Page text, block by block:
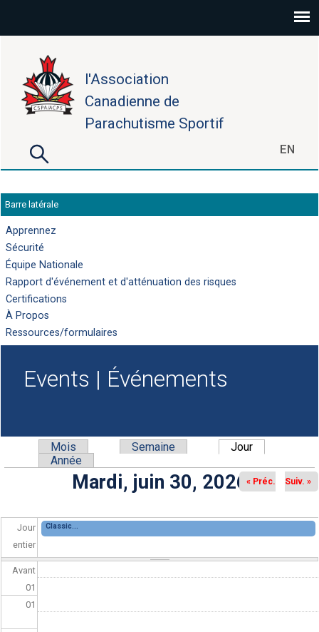
l'Association
Canadienne de
Parachutisme Sportif
EN
Formulaire de recherche
Rechercher
Barre latérale
Apprennez
Sécurité
Équipe Nationale
Rapport d'événement et d'atténuation des risques
Certifications
À Propos
Ressources/formulaires
Events | Événements
Onglets principaux
Mois Semaine Jour
Année
Mardi, juin 30, 2026« Préc. Suiv. »
Jour
entier
Classic...
Avant
01
01